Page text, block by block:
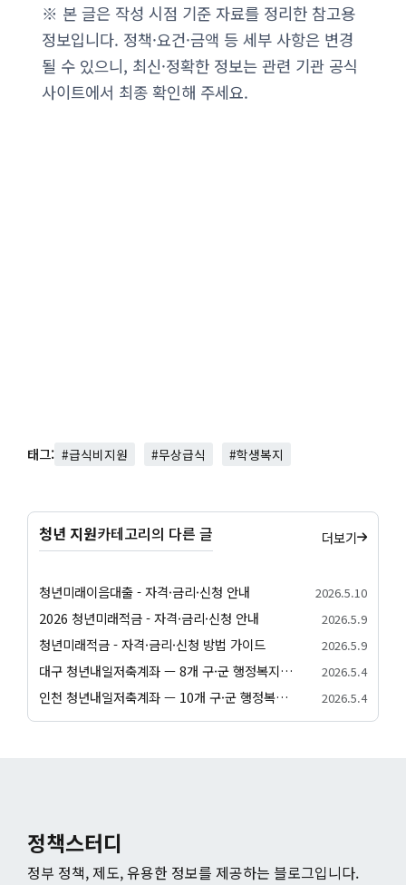
※ 본 글은 작성 시점 기준 자료를 정리한 참고용
정보입니다. 정책·요건·금액 등 세부 사항은 변경
될 수 있으니, 최신·정확한 정보는 관련 기관 공식
사이트에서 최종 확인해 주세요.
태그: #급식비지원 #무상급식 #학생복지
청년 지원카테고리의 다른 글 더보기
청년미래이음대출 - 자격·금리·신청 안내 2026.5.10
2026 청년미래적금 - 자격·금리·신청 안내 2026.5.9
청년미래적금 - 자격·금리·신청 방법 가이드 2026.5.9
대구 청년내일저축계좌 — 8개 구·군 행정복지센터 신청 방법 2026.5.4
인천 청년내일저축계좌 — 10개 구·군 행정복지센터 신청 방법 2026.5.4
정책스터디
정부 정책, 제도, 유용한 정보를 제공하는 블로그입니다.